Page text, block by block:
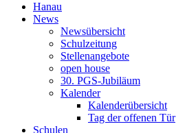
Hanau
News
Newsübersicht
Schulzeitung
Stellenangebote
open house
30. PGS-Jubiläum
Kalender
Kalenderübersicht
Tag der offenen Tür
Schulen